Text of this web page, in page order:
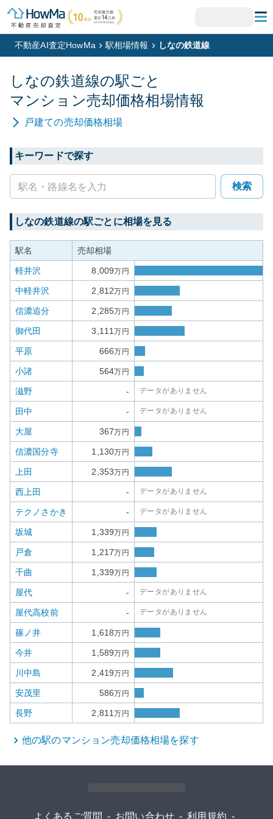
不動産AI査定HowMa 駅相場情報 しなの鉄道線
しなの鉄道線の駅ごと
マンション売却価格相場情報
戸建ての売却価格相場
キーワードで探す
検索
しなの鉄道線の駅ごとに相場を見る
駅名 売却相場
軽井沢 8,009万円
中軽井沢 2,812万円
信濃追分 2,285万円
御代田 3,111万円
平原 666万円
小諸 564万円
滋野 - データがありません
田中 - データがありません
大屋 367万円
信濃国分寺 1,130万円
上田 2,353万円
西上田 - データがありません
テクノさかき - データがありません
坂城 1,339万円
戸倉 1,217万円
千曲 1,339万円
屋代 - データがありません
屋代高校前 - データがありません
篠ノ井 1,618万円
今井 1,589万円
川中島 2,419万円
安茂里 586万円
長野 2,811万円
他の駅のマンション売却価格相場を探す
よくあるご質問 - お問い合わせ - 利用規約 -